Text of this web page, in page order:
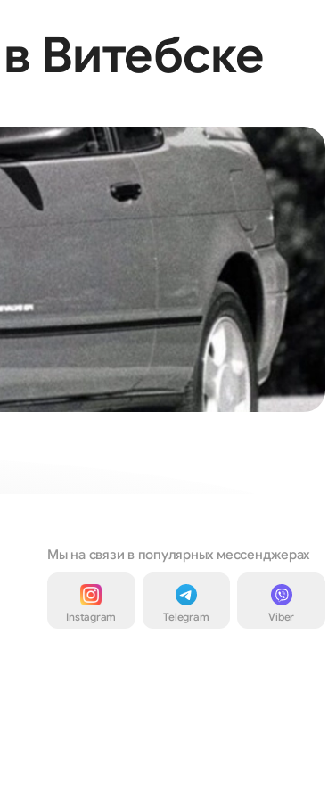
Витебске
Мы на связи в популярных мессенджерах
Instagram Telegram Viber